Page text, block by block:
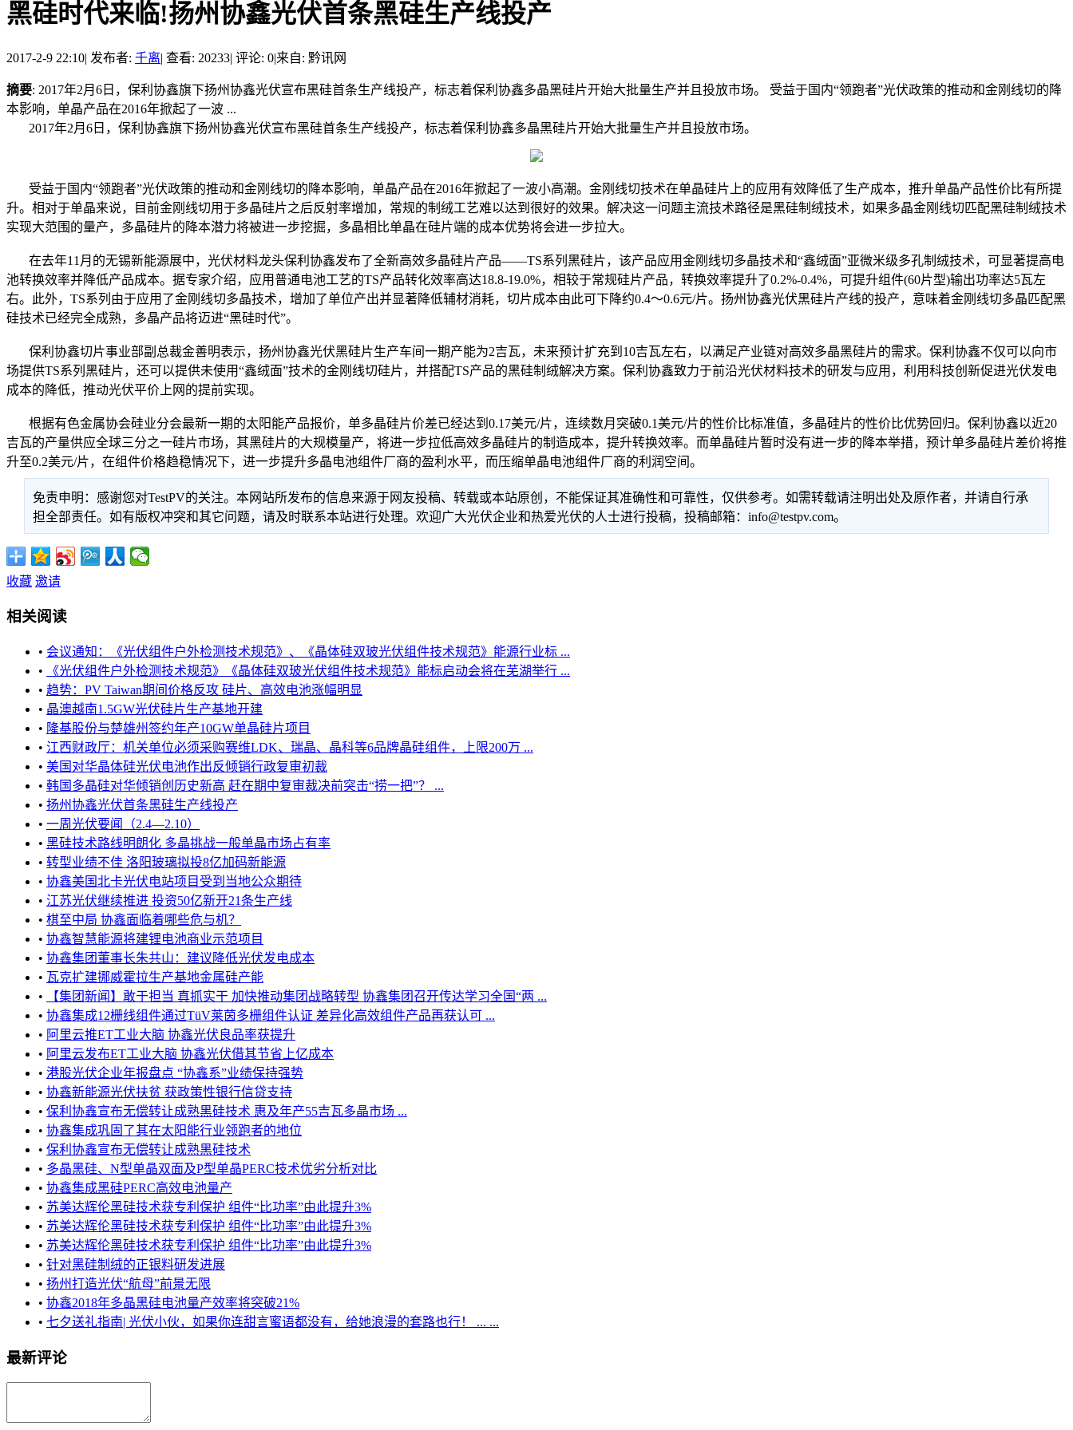
黑硅时代来临!扬州协鑫光伏首条黑硅生产线投产
2017-2-9 22:10| 发布者: 千离| 查看: 20233| 评论: 0|来自: 黔讯网
摘要: 2017年2月6日，保利协鑫旗下扬州协鑫光伏宣布黑硅首条生产线投产，标志着保利协鑫多晶黑硅片开始大批量生产并且投放市场。 受益于国内“领跑者”光伏政策的推动和金刚线切的降
本影响，单晶产品在2016年掀起了一波 ...
2017年2月6日，保利协鑫旗下扬州协鑫光伏宣布黑硅首条生产线投产，标志着保利协鑫多晶黑硅片开始大批量生产并且投放市场。
受益于国内“领跑者”光伏政策的推动和金刚线切的降本影响，单晶产品在2016年掀起了一波小高潮。金刚线切技术在单晶硅片上的应用有效降低了生产成本，推升单晶产品性价比有所提
升。相对于单晶来说，目前金刚线切用于多晶硅片之后反射率增加，常规的制绒工艺难以达到很好的效果。解决这一问题主流技术路径是黑硅制绒技术，如果多晶金刚线切匹配黑硅制绒技术
实现大范围的量产，多晶硅片的降本潜力将被进一步挖掘，多晶相比单晶在硅片端的成本优势将会进一步拉大。
在去年11月的无锡新能源展中，光伏材料龙头保利协鑫发布了全新高效多晶硅片产品——TS系列黑硅片，该产品应用金刚线切多晶技术和“鑫绒面”亚微米级多孔制绒技术，可显著提高电
池转换效率并降低产品成本。据专家介绍，应用普通电池工艺的TS产品转化效率高达18.8-19.0%，相较于常规硅片产品，转换效率提升了0.2%-0.4%，可提升组件(60片型)输出功率达5瓦左
右。此外，TS系列由于应用了金刚线切多晶技术，增加了单位产出并显著降低辅材消耗，切片成本由此可下降约0.4～0.6元/片。扬州协鑫光伏黑硅片产线的投产，意味着金刚线切多晶匹配黑
硅技术已经完全成熟，多晶产品将迈进“黑硅时代”。
保利协鑫切片事业部副总裁金善明表示，扬州协鑫光伏黑硅片生产车间一期产能为2吉瓦，未来预计扩充到10吉瓦左右，以满足产业链对高效多晶黑硅片的需求。保利协鑫不仅可以向市
场提供TS系列黑硅片，还可以提供未使用“鑫绒面”技术的金刚线切硅片，并搭配TS产品的黑硅制绒解决方案。保利协鑫致力于前沿光伏材料技术的研发与应用，利用科技创新促进光伏发电
成本的降低，推动光伏平价上网的提前实现。
根据有色金属协会硅业分会最新一期的太阳能产品报价，单多晶硅片价差已经达到0.17美元/片，连续数月突破0.1美元/片的性价比标准值，多晶硅片的性价比优势回归。保利协鑫以近20
吉瓦的产量供应全球三分之一硅片市场，其黑硅片的大规模量产，将进一步拉低高效多晶硅片的制造成本，提升转换效率。而单晶硅片暂时没有进一步的降本举措，预计单多晶硅片差价将推
升至0.2美元/片，在组件价格趋稳情况下，进一步提升多晶电池组件厂商的盈利水平，而压缩单晶电池组件厂商的利润空间。
免责申明：感谢您对TestPV的关注。本网站所发布的信息来源于网友投稿、转载或本站原创，不能保证其准确性和可靠性，仅供参考。如需转载请注明出处及原作者，并请自行承
担全部责任。如有版权冲突和其它问题，请及时联系本站进行处理。欢迎广大光伏企业和热爱光伏的人士进行投稿，投稿邮箱：info@testpv.com。
收藏 邀请
相关阅读
• 会议通知：《光伏组件户外检测技术规范》、《晶体硅双玻光伏组件技术规范》能源行业标 ...
•
《光伏组件户外检测技术规范》《晶体硅双玻光伏组件技术规范》能标启动会将在芜湖举行 ...
• 趋势：PV Taiwan期间价格反攻 硅片、高效电池涨幅明显
• 晶澳越南1.5GW光伏硅片生产基地开建
• 隆基股份与楚雄州签约年产10GW单晶硅片项目
• 江西财政厅：机关单位必须采购赛维LDK、瑞晶、晶科等6品牌晶硅组件，上限200万 ...
• 美国对华晶体硅光伏电池作出反倾销行政复审初裁
• 韩国多晶硅对华倾销创历史新高 赶在期中复审裁决前突击“捞一把”？ ...
• 扬州协鑫光伏首条黑硅生产线投产
• 一周光伏要闻（2.4—2.10）
• 黑硅技术路线明朗化 多晶挑战一般单晶市场占有率
• 转型业绩不佳 洛阳玻璃拟投8亿加码新能源
• 协鑫美国北卡光伏电站项目受到当地公众期待
• 江苏光伏继续推进 投资50亿新开21条生产线
• 棋至中局 协鑫面临着哪些危与机？
• 协鑫智慧能源将建锂电池商业示范项目
• 协鑫集团董事长朱共山：建议降低光伏发电成本
• 瓦克扩建挪威霍拉生产基地金属硅产能
•
【集团新闻】敢于担当 真抓实干 加快推动集团战略转型 协鑫集团召开传达学习全国“两 ...
• 协鑫集成12栅线组件通过TüV莱茵多栅组件认证 差异化高效组件产品再获认可 ...
• 阿里云推ET工业大脑 协鑫光伏良品率获提升
• 阿里云发布ET工业大脑 协鑫光伏借其节省上亿成本
• 港股光伏企业年报盘点 “协鑫系”业绩保持强势
• 协鑫新能源光伏扶贫 获政策性银行信贷支持
• 保利协鑫宣布无偿转让成熟黑硅技术 惠及年产55吉瓦多晶市场 ...
• 协鑫集成巩固了其在太阳能行业领跑者的地位
• 保利协鑫宣布无偿转让成熟黑硅技术
• 多晶黑硅、N型单晶双面及P型单晶PERC技术优劣分析对比
• 协鑫集成黑硅PERC高效电池量产
• 苏美达辉伦黑硅技术获专利保护 组件“比功率”由此提升3%
• 苏美达辉伦黑硅技术获专利保护 组件“比功率”由此提升3%
• 苏美达辉伦黑硅技术获专利保护 组件“比功率”由此提升3%
• 针对黑硅制绒的正银料研发进展
• 扬州打造光伏“航母”前景无限
• 协鑫2018年多晶黑硅电池量产效率将突破21%
• 七夕送礼指南| 光伏小伙，如果你连甜言蜜语都没有，给她浪漫的套路也行！ ... ...
最新评论